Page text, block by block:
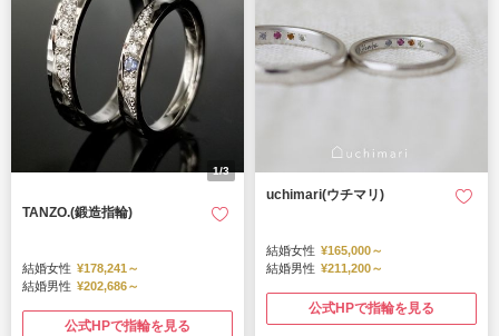
1/3
TANZO.(鍛造指輪)
結婚女性 ¥178,241～
結婚男性 ¥202,686～
公式HPで指輪を見る
uchimari(ウチマリ)
結婚女性 ¥165,000～
結婚男性 ¥211,200～
公式HPで指輪を見る